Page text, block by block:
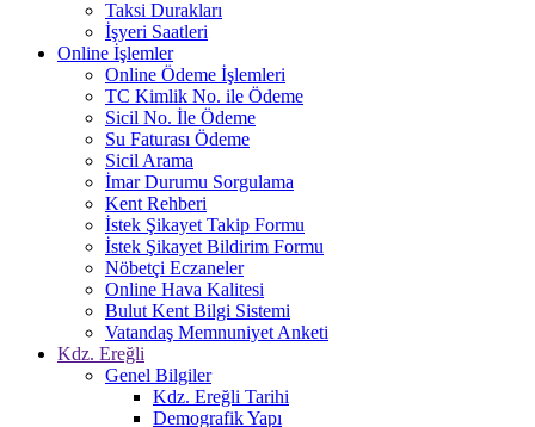
Taksi Durakları
İşyeri Saatleri
Online İşlemler
Online Ödeme İşlemleri
TC Kimlik No. ile Ödeme
Sicil No. İle Ödeme
Su Faturası Ödeme
Sicil Arama
İmar Durumu Sorgulama
Kent Rehberi
İstek Şikayet Takip Formu
İstek Şikayet Bildirim Formu
Nöbetçi Eczaneler
Online Hava Kalitesi
Bulut Kent Bilgi Sistemi
Vatandaş Memnuniyet Anketi
Kdz. Ereğli
Genel Bilgiler
Kdz. Ereğli Tarihi
Demografik Yapı